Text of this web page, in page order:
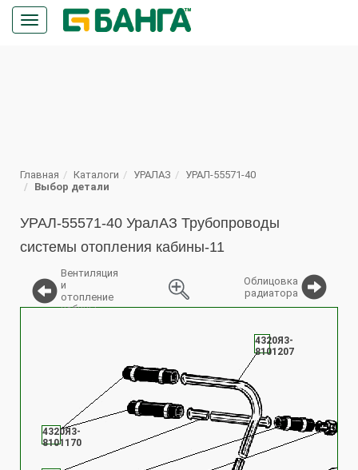
Кнопка
меню
Главная Каталоги УРАЛАЗ
УРАЛ-55571-40
Выбор детали
УРАЛ-55571-40 УралАЗ Трубопроводы
системы отопления кабины-11
Вентиляция
и
отопление
кабины
Облицовка
радиатора
4320Я3-
8101207
4320Я3-
8101170